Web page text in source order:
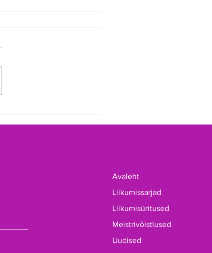
Avaleht
Liikumissarjad
Liikumisüritused
Meistrivõistlused
Uudised